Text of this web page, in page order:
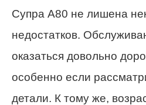
Супра A80 не лишена
недостатков.
оказаться довольно
особенно если
детали. К тому же,